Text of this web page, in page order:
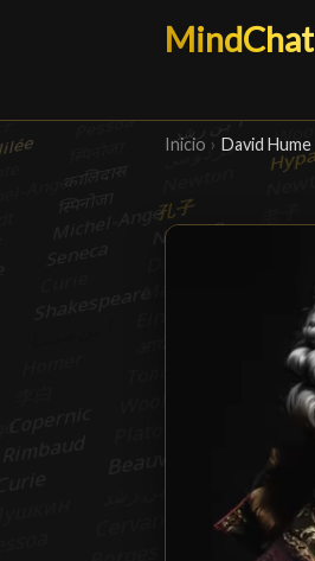
MindChat
Inicio › David Hume